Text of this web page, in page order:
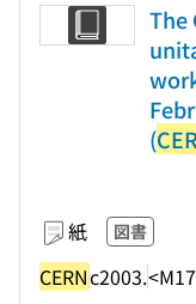
The
(
紙 図書
CERNc2003.